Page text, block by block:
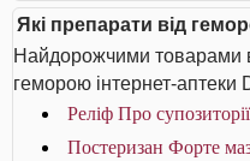
Які препарати від
Найдорожчими товарами в
геморою інтернет-аптеки
Реліф Про
Постеризан Форте